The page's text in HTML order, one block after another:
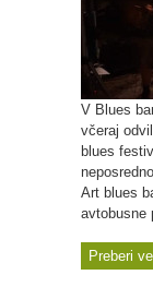
V Blues
včeraj
blues
Art blues
avtobusne
Preberi